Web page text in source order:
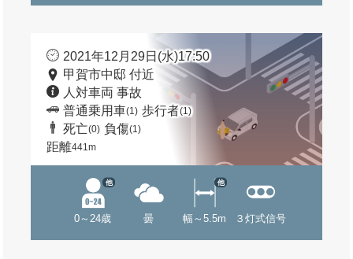
2021年12月29日(水)17:50
甲賀市中邸 付近
人対車両 事故
普通乗用車(1) 歩行者(1)
死亡(0) 負傷(1)
距離441m
0～24歳
他
曇 幅～5.5m
他
３灯式信号